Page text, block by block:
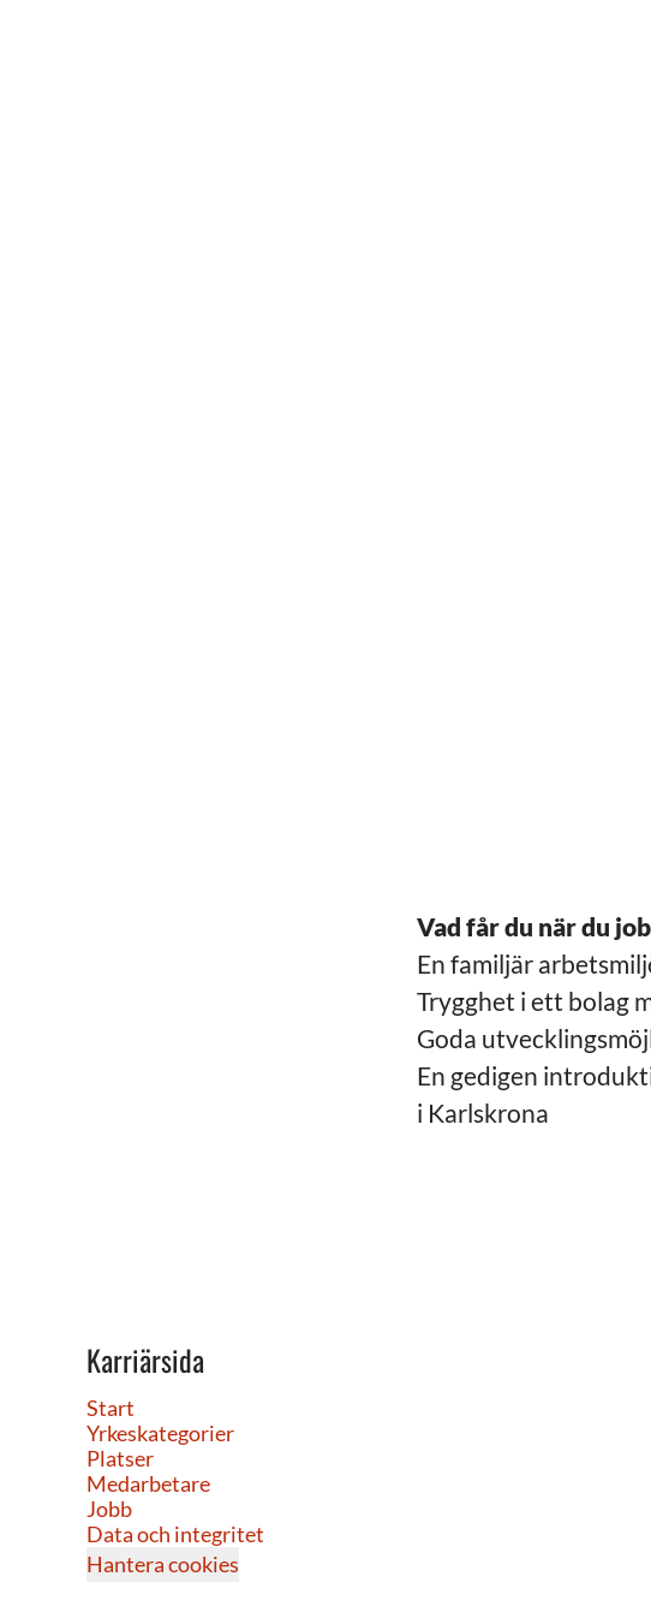
Vad får du när du
En familjär
Trygghet i ett bolag
Goda
En gedigen
i Karlskrona
Karriärsida
Start
Yrkeskategorier
Platser
Medarbetare
Jobb
Data och integritet
Hantera cookies